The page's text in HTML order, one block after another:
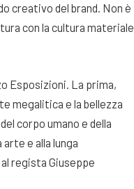
creativo del brand. Non è
con la cultura materiale
Esposizioni. La prima,
megalitica e la bellezza
corpo umano e della
e alla lunga
regista Giuseppe